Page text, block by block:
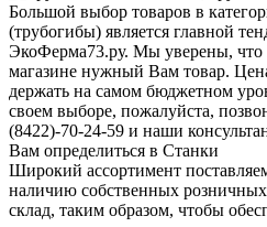
Большой выбор товаров в
(трубогибы) является главной
ЭкоФерма73.ру. Мы уверены, что
магазине нужный Вам товар.
держать на самом бюджетном
своем выборе, пожалуйста,
(8422)-70-24-59 и наши
Вам определиться в Станки
Широкий ассортимент
наличию собственных
склад, таким образом, чтобы